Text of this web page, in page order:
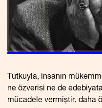
Tutkuyla, insanın
ne özverisi ne de
mücadele vermiştir, daha